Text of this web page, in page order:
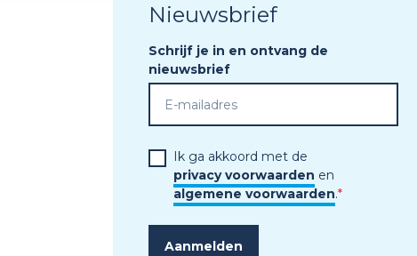
Nieuwsbrief
Schrijf je in en ontvang de
nieuwsbrief
Ik ga akkoord met de
privacy voorwaarden en
algemene voorwaarden.*